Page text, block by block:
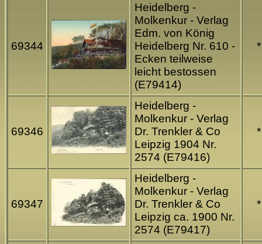
69344
Heidelberg -
Molkenkur - Verlag
Edm. von König
Heidelberg Nr. 610 -
Ecken teilweise
leicht bestossen
(E79414)
*
69346
Heidelberg -
Molkenkur - Verlag
Dr. Trenkler & Co
Leipzig 1904 Nr.
2574 (E79416)
*
69347
Heidelberg -
Molkenkur - Verlag
Dr. Trenkler & Co
Leipzig ca. 1900 Nr.
2574 (E79417)
*